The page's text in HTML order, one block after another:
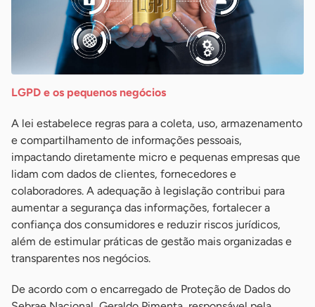
LGPD e os pequenos negócios
A lei estabelece regras para a coleta, uso, armazenamento
e compartilhamento de informações pessoais,
impactando diretamente micro e pequenas empresas que
lidam com dados de clientes, fornecedores e
colaboradores. A adequação à legislação contribui para
aumentar a segurança das informações, fortalecer a
confiança dos consumidores e reduzir riscos jurídicos,
além de estimular práticas de gestão mais organizadas e
transparentes nos negócios.
De acordo com o encarregado de Proteção de Dados do